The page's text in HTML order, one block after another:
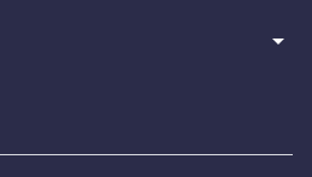
arrow_drop_down